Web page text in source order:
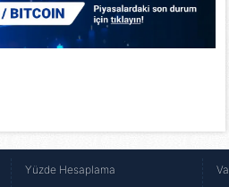
belirleyebilirsiniz.
ziyaret edebilirsiniz.
Yüzde Hesaplama